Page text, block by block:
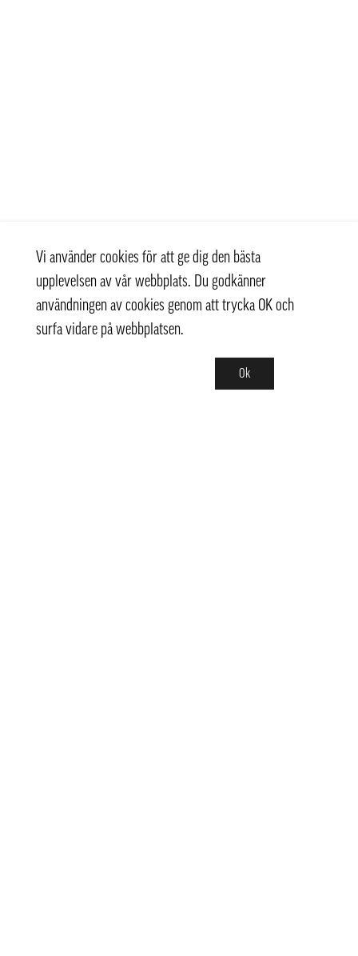
Vi använder cookies för att ge dig den bästa
upplevelsen av vår webbplats. Du godkänner
användningen av cookies genom att trycka OK och
surfa vidare på webbplatsen.
Ok